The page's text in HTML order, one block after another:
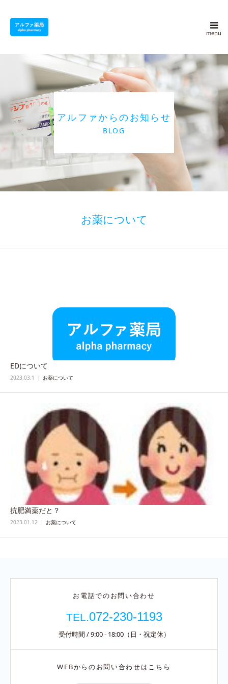
アルファからのお知らせ
BLOG
お薬について
EDについて
2023.03.1 お薬について
抗肥満薬だと？
2023.01.12 お薬について
お電話でのお問い合わせ
TEL.072-230-1193
受付時間 / 9:00 - 18:00（日・祝定休）
WEBからのお問い合わせはこちら
採用情報
よくある質問
アルファ豆知識
ブログ